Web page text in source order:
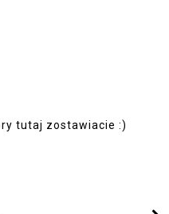
tutaj zostawiacie :)